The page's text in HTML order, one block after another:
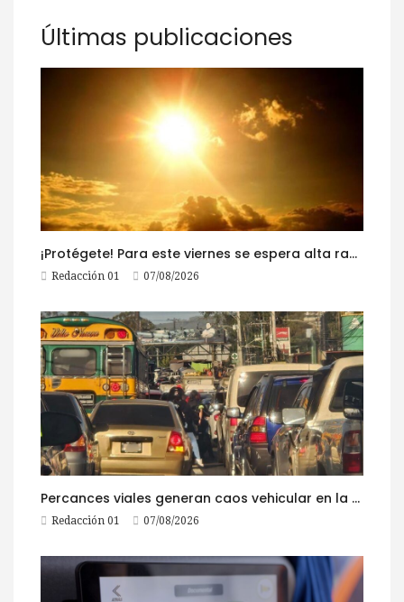
Últimas publicaciones
¡Protégete! Para este viernes se espera alta radiación solar
Redacción 01 07/08/2026
Percances viales generan caos vehicular en la ruta al Pacífico este viernes
Redacción 01 07/08/2026